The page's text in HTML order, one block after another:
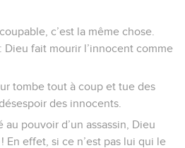
c’est la même chose.
Dieu fait mourir l’innocent comme
tombe tout à coup et tue des
des innocents.
au pouvoir d’un assassin, Dieu
En effet, si ce n’est pas lui qui le